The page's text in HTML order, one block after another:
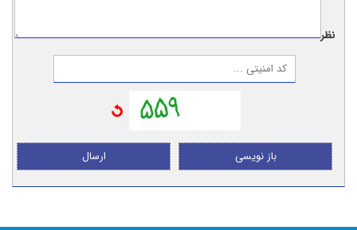
نظر:
ارسال باز نویسی